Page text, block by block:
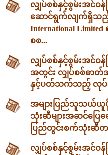
လျှပ်စစ်နှင့်စွမ်းအင်ဝန်
ဆောင်ရွက်လျက်ရှိသည့်
International
စစ...
လျှပ်စစ်နှင့်စွမ်းအင်ဝ
အတွင်း လျှပ်စစ်ဓာတ်
နှင့်ပတ်သက်သည့် လုပ်င
အများပြည်သူသယ်ယူပို့
သုံးဆီများအဆင်ပြေချ
ပြည်တွင်းစက်သုံးဆီတ
လျှပ်စစ်နှင့်စွမ်းအင်ဝ